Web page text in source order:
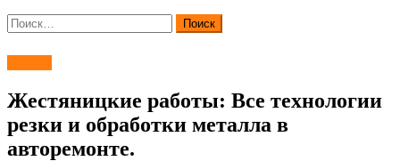
Найти:
Жестяницкие работы: Все технологии
резки и обработки металла в
авторемонте.